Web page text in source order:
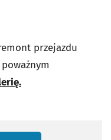
przejazdu